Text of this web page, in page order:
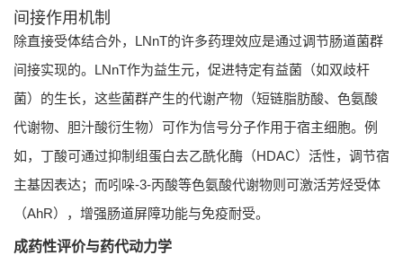
间接作用机制
除直接受体结合外，LNnT的许多药理效应是通过调节肠道菌群
间接实现的。LNnT作为益生元，促进特定有益菌（如双歧杆
菌）的生长，这些菌群产生的代谢产物（短链脂肪酸、色氨酸
代谢物、胆汁酸衍生物）可作为信号分子作用于宿主细胞。例
如，丁酸可通过抑制组蛋白去乙酰化酶（HDAC）活性，调节宿
主基因表达；而吲哚-3-丙酸等色氨酸代谢物则可激活芳烃受体
（AhR），增强肠道屏障功能与免疫耐受。
成药性评价与药代动力学